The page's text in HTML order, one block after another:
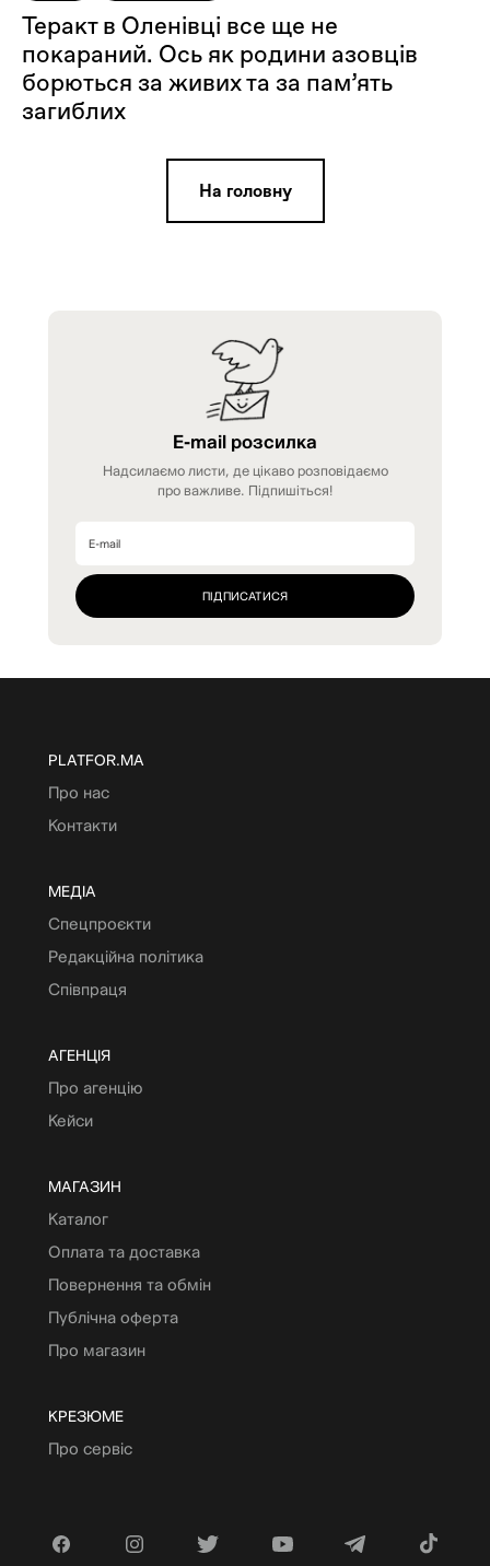
Теракт в Оленівці все ще не
покараний. Ось як родини азовців
борються за живих та за пам’ять
загиблих
На головну
E-mail розсилка
Надсилаємо листи, де цікаво розповідаємо
про важливе. Підпишіться!
PLATFOR.MA
Про нас
Контакти
МЕДІА
Спецпроєкти
Редакційна політика
Співпраця
АГЕНЦІЯ
Про агенцію
Кейси
МАГАЗИН
Каталог
Оплата та доставка
Повернення та обмін
Публічна оферта
Про магазин
КРЕЗЮМЕ
Про сервіс